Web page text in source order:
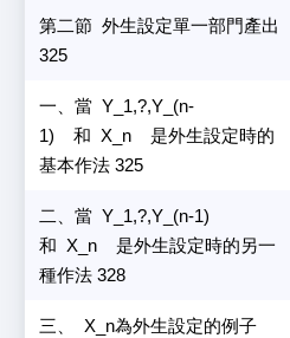
第二節 外生設定單一部門產出
325
一、當 Y_1,?,Y_(n-
1) 和 X_n 是外生設定時的
基本作法 325
二、當 Y_1,?,Y_(n-1)
和 X_n 是外生設定時的另一
種作法 328
三、 X_n為外生設定的例子